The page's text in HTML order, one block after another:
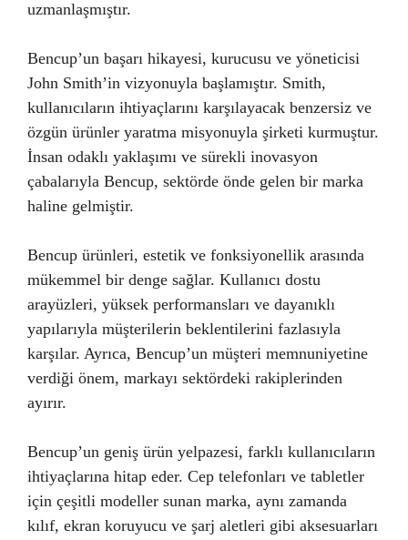
uzmanlaşmıştır.
Bencup’un başarı hikayesi, kurucusu ve yöneticisi
John Smith’in vizyonuyla başlamıştır. Smith,
kullanıcıların ihtiyaçlarını karşılayacak benzersiz ve
özgün ürünler yaratma misyonuyla şirketi kurmuştur.
İnsan odaklı yaklaşımı ve sürekli inovasyon
çabalarıyla Bencup, sektörde önde gelen bir marka
haline gelmiştir.
Bencup ürünleri, estetik ve fonksiyonellik arasında
mükemmel bir denge sağlar. Kullanıcı dostu
arayüzleri, yüksek performansları ve dayanıklı
yapılarıyla müşterilerin beklentilerini fazlasıyla
karşılar. Ayrıca, Bencup’un müşteri memnuniyetine
verdiği önem, markayı sektördeki rakiplerinden
ayırır.
Bencup’un geniş ürün yelpazesi, farklı kullanıcıların
ihtiyaçlarına hitap eder. Cep telefonları ve tabletler
için çeşitli modeller sunan marka, aynı zamanda
kılıf, ekran koruyucu ve şarj aletleri gibi aksesuarları